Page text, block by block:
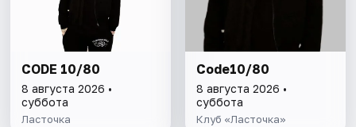
CODE 10/80
8 августа 2026 •
суббота
Ласточка
Code10/80
8 августа 2026 •
суббота
Клуб «Ласточка»